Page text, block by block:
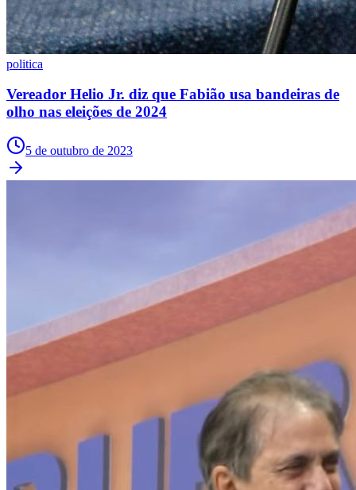
Palmeiras
politica
Vereador Helio Jr. diz que Fabião usa bandeiras de
olho nas eleições de 2024
5 de outubro de 2023